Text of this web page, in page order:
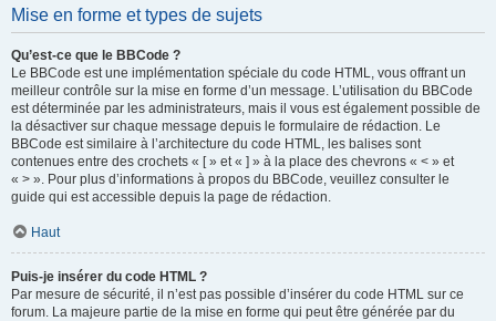
Mise en forme et types de sujets
Qu’est-ce que le BBCode ?
Le BBCode est une implémentation spéciale du code HTML, vous offrant un
meilleur contrôle sur la mise en forme d’un message. L’utilisation du BBCode
est déterminée par les administrateurs, mais il vous est également possible de
la désactiver sur chaque message depuis le formulaire de rédaction. Le
BBCode est similaire à l’architecture du code HTML, les balises sont
contenues entre des crochets « [ » et « ] » à la place des chevrons « < » et
« > ». Pour plus d’informations à propos du BBCode, veuillez consulter le
guide qui est accessible depuis la page de rédaction.
Haut
Puis-je insérer du code HTML ?
Par mesure de sécurité, il n’est pas possible d’insérer du code HTML sur ce
forum. La majeure partie de la mise en forme qui peut être générée par du